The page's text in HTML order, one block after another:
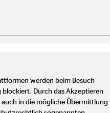
werden beim Besuch
Durch das Akzeptieren
in die mögliche Übermittlung